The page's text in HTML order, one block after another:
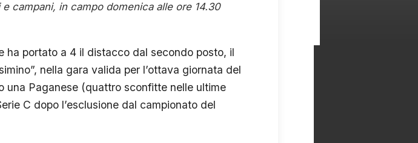
campani, in campo domenica alle ore 14.30
ha portato a 4 il distacco dal secondo posto, il
nella gara valida per l’ottava giornata del
una Paganese (quattro sconfitte nelle ultime
C dopo l’esclusione dal campionato del